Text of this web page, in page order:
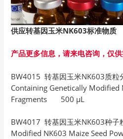
供应转基因玉米NK603标准物质
产品更多信息，请来电咨询，仅供
BW4015 转基因玉米NK603质
Containing Genetically Modified
Fragments 500 μL
BW4017 转基因玉米NK603种
Modified NK603 Maize Seed